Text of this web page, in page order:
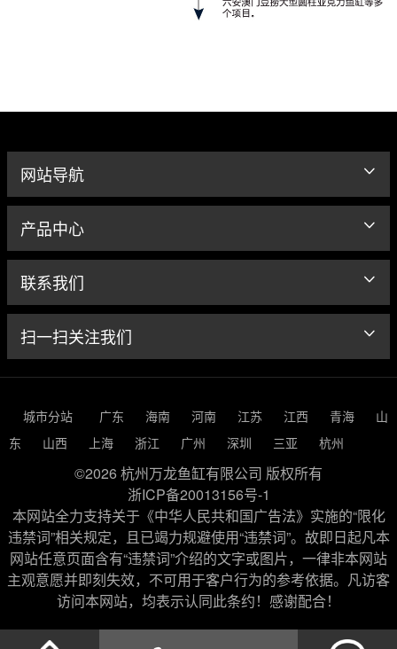
网站导航
产品中心
联系我们
扫一扫关注我们
城市分站 广东 海南 河南 江苏 江西 青海
山
东
山西 上海 浙江 广州 深圳 三亚 杭州
©2026 杭州万龙鱼缸有限公司 版权所有
浙ICP备20013156号-1
本网站全力支持关于《中华人民共和国广告法》实施的“限化
违禁词”相关规定，且已竭力规避使用“违禁词”。故即日起凡本
网站任意页面含有“违禁词”介绍的文字或图片，一律非本网站
主观意愿并即刻失效，不可用于客户行为的参考依据。凡访客
访问本网站，均表示认同此条约！感谢配合！